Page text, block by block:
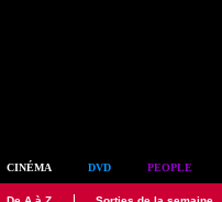
CINÉMA DVD PEOPLE